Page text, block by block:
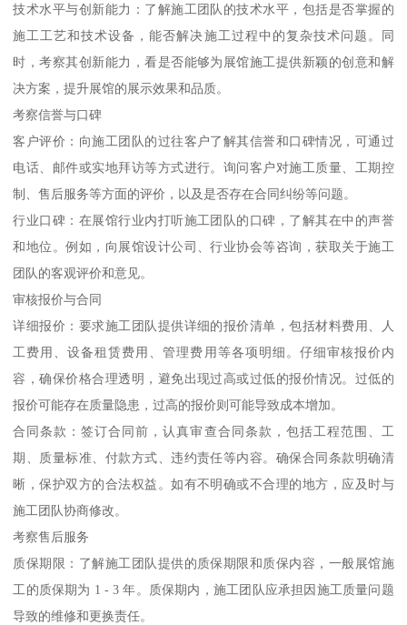
技术水平与创新能力：了解施工团队的技术水平，包括是否掌握的
施工工艺和技术设备，能否解决施工过程中的复杂技术问题。同
时，考察其创新能力，看是否能够为展馆施工提供新颖的创意和解
决方案，提升展馆的展示效果和品质。
考察信誉与口碑
客户评价：向施工团队的过往客户了解其信誉和口碑情况，可通过
电话、邮件或实地拜访等方式进行。询问客户对施工质量、工期控
制、售后服务等方面的评价，以及是否存在合同纠纷等问题。
行业口碑：在展馆行业内打听施工团队的口碑，了解其在中的声誉
和地位。例如，向展馆设计公司、行业协会等咨询，获取关于施工
团队的客观评价和意见。
审核报价与合同
详细报价：要求施工团队提供详细的报价清单，包括材料费用、人
工费用、设备租赁费用、管理费用等各项明细。仔细审核报价内
容，确保价格合理透明，避免出现过高或过低的报价情况。过低的
报价可能存在质量隐患，过高的报价则可能导致成本增加。
合同条款：签订合同前，认真审查合同条款，包括工程范围、工
期、质量标准、付款方式、违约责任等内容。确保合同条款明确清
晰，保护双方的合法权益。如有不明确或不合理的地方，应及时与
施工团队协商修改。
考察售后服务
质保期限：了解施工团队提供的质保期限和质保内容，一般展馆施
工的质保期为 1 - 3 年。质保期内，施工团队应承担因施工质量问题
导致的维修和更换责任。